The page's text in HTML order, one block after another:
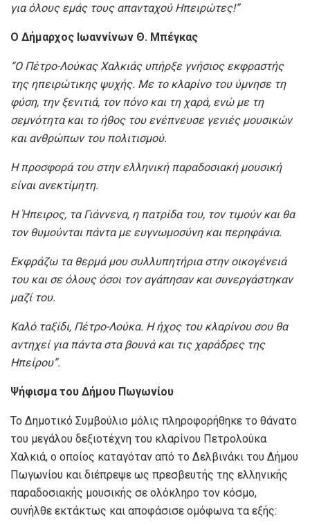
για όλους εμάς τους απανταχού Ηπειρώτες!”
Ο Δήμαρχος Ιωαννίνων Θ. Μπέγκας
“Ο Πέτρο-Λούκας Χαλκιάς υπήρξε γνήσιος εκφραστής
της ηπειρώτικης ψυχής. Με το κλαρίνο του ύμνησε τη
φύση, την ξενιτιά, τον πόνο και τη χαρά, ενώ με τη
σεμνότητα και το ήθος του ενέπνευσε γενιές μουσικών
και ανθρώπων του πολιτισμού.
Η προσφορά του στην ελληνική παραδοσιακή μουσική
είναι ανεκτίμητη.
Η Ήπειρος, τα Γιάννενα, η πατρίδα του, τον τιμούν και θα
τον θυμούνται πάντα με ευγνωμοσύνη και περηφάνια.
Εκφράζω τα θερμά μου συλλυπητήρια στην οικογένειά
του και σε όλους όσοι τον αγάπησαν και συνεργάστηκαν
μαζί του.
Καλό ταξίδι, Πέτρο-Λούκα. Η ήχος του κλαρίνου σου θα
αντηχεί για πάντα στα βουνά και τις χαράδρες της
Ηπείρου”.
Ψήφισμα του Δήμου Πωγωνίου
Το Δημοτικό Συμβούλιο μόλις πληροφορήθηκε το θάνατο
του μεγάλου δεξιοτέχνη του κλαρίνου Πετρολούκα
Χαλκιά, ο οποίος καταγόταν από το Δελβινάκι του Δήμου
Πωγωνίου και διέπρεψε ως πρεσβευτής της ελληνικής
παραδοσιακής μουσικής σε ολόκληρο τον κόσμο,
συνήλθε εκτάκτως και αποφάσισε ομόφωνα τα εξής: